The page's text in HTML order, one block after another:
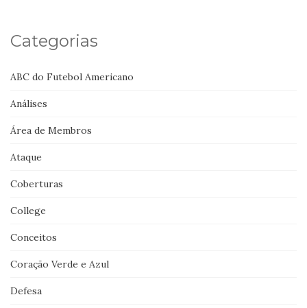
Categorias
ABC do Futebol Americano
Análises
Área de Membros
Ataque
Coberturas
College
Conceitos
Coração Verde e Azul
Defesa